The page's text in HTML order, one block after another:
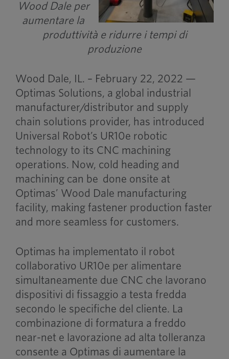
Wood Dale per
aumentare la
produttività e ridurre i tempi di
produzione
Wood Dale, IL. – February 22, 2022 —
Optimas Solutions, a global industrial
manufacturer/distributor and supply
chain solutions provider, has introduced
Universal Robot’s UR10e robotic
technology to its CNC machining
operations. Now, cold heading and
machining can be done onsite at
Optimas’ Wood Dale manufacturing
facility, making fastener production faster
and more seamless for customers.
Optimas ha implementato il robot
collaborativo UR10e per alimentare
simultaneamente due CNC che lavorano
dispositivi di fissaggio a testa fredda
secondo le specifiche del cliente. La
combinazione di formatura a freddo
near-net e lavorazione ad alta tolleranza
consente a Optimas di aumentare la